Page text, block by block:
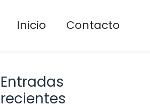
Inicio Contacto
Entradas
recientes